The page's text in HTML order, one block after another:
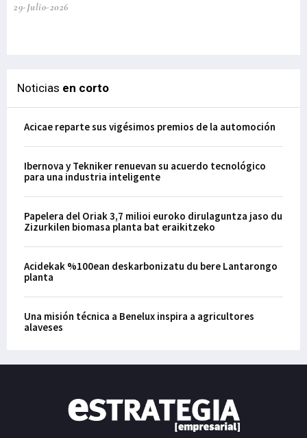
29-Julio-2026
Noticias en corto
Acicae reparte sus vigésimos premios de la automoción
Ibernova y Tekniker renuevan su acuerdo tecnológico
para una industria inteligente
Papelera del Oriak 3,7 milioi euroko dirulaguntza jaso du
Zizurkilen biomasa planta bat eraikitzeko
Acidekak %100ean deskarbonizatu du bere Lantarongo
planta
Una misión técnica a Benelux inspira a agricultores
alaveses